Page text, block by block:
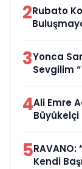
2Rubato
3Yonca
Sevgilim
4Ali Emre
Büyükelçi
5Kendi